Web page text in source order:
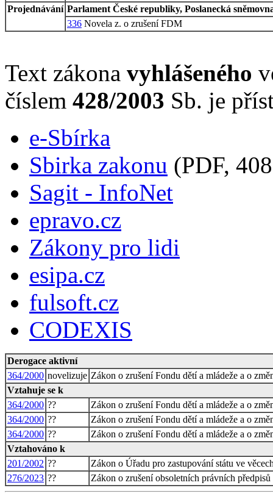
Projednávání Parlament České republiky, Poslanecká
336 Novela z. o zrušení FDM
Text zákona vyhlášeného
číslem 428/2003 Sb. je
e-Sbírka
Sbirka zakonu (PDF,
Sagit - InfoNet
epravo.cz
Zákony pro lidi
esipa.cz
fulsoft.cz
CODEXIS
Derogace aktivní
364/2000 novelizuje Zákon o zrušení Fondu dětí a mládeže a o
Vztahuje se k
364/2000 ??
Zákon o zrušení Fondu dětí a mládeže a o
364/2000 ??
Zákon o zrušení Fondu dětí a mládeže a o
364/2000 ??
Zákon o zrušení Fondu dětí a mládeže a o
Vztahováno k
201/2002 ??
Zákon o Úřadu pro zastupování státu ve
276/2023 ?? Zákon o zrušení obsoletních právních předpisů